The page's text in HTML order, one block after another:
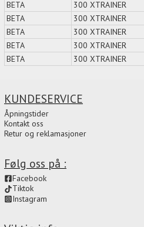
BETA
300 XTRAINER
BETA
300 XTRAINER
BETA
300 XTRAINER
BETA
300 XTRAINER
BETA
300 XTRAINER
Følg oss på :
Facebook
Tiktok
Instagram
KUNDESERVICE
Åpningstider
Kontakt oss
Retur og reklamasjoner